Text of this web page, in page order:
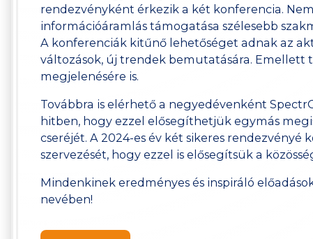
rendezvényként érkezik a két konferencia.
információáramlás támogatása szélesebb
A konferenciák kitűnő lehetőséget adnak az
változások, új trendek bemutatására.
megjelenésére is.
Továbbra is elérhető a negyedévenként
hitben, hogy ezzel elősegíthetjük egymás
cseréjét. A 2024-es év két sikeres
szervezését, hogy ezzel is elősegítsük a
Mindenkinek eredményes és inspiráló
nevében!